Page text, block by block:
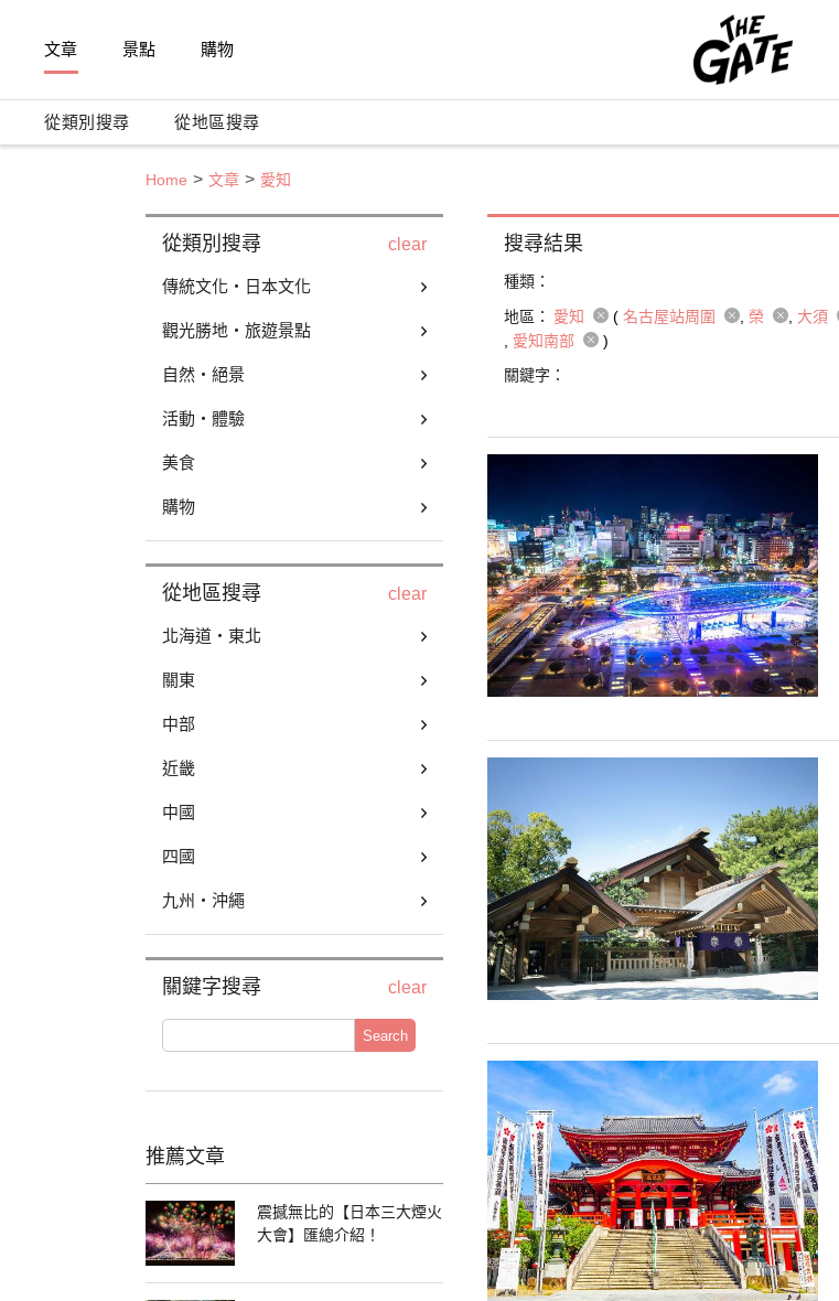
文章 景點 購物
從類別搜尋 從地區搜尋
Home 文章 愛知
從類別搜尋 clear
傳統文化・日本文化
觀光勝地・旅遊景點
自然・絕景
活動・體驗
美食
購物
從地區搜尋 clear
北海道・東北
關東
中部
近畿
中國
四國
九州・沖繩
關鍵字搜尋 clear
Search
推薦文章
震撼無比的【日本三大煙火
大會】匯總介紹！
搜尋結果
種類：
地區：
愛知 ( 名古屋站周圍 榮 大須
愛知南部
)
關鍵字：